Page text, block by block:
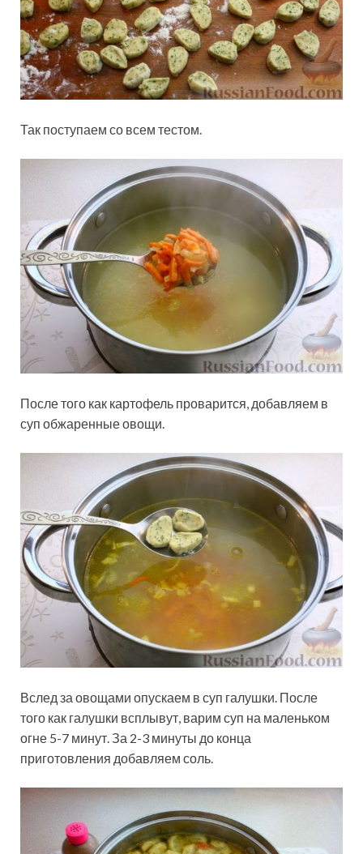
Так поступаем со всем тестом.
После того как картофель проварится, добавляем в
суп обжаренные овощи.
Вслед за овощами опускаем в суп галушки. После
того как галушки всплывут, варим суп на маленьком
огне 5-7 минут. За 2-3 минуты до конца
приготовления добавляем соль.